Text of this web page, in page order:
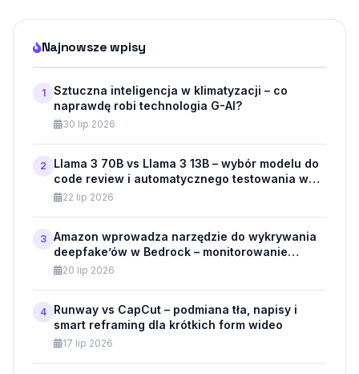
Najnowsze wpisy
1
Sztuczna inteligencja w klimatyzacji – co
naprawdę robi technologia G-AI?
30 lip 2026
2
Llama 3 70B vs Llama 3 13B – wybór modelu do
code review i automatycznego testowania w
API22 lip 2026
3 Amazon wprowadza narzędzie do wykrywania
deepfake’ów w Bedrock – monitorowanie
modeli generatywnych dla klientów
20 lip 2026
4
Runway vs CapCut – podmiana tła, napisy i
smart reframing dla krótkich form wideo
17 lip 2026